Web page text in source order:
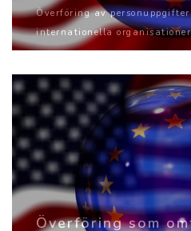
Överföring av
internationella organisationer
Överföring som